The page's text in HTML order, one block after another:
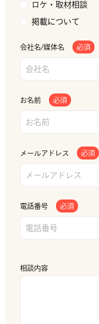
ロケ・取材相談
掲載について
会社名/媒体名 必須
お名前 必須
メールアドレス 必須
電話番号 必須
相談内容